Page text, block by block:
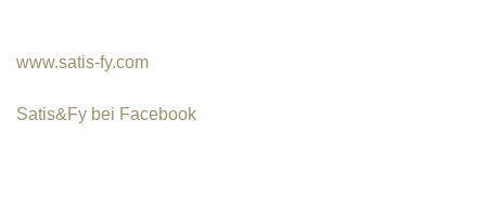
www.satis-fy.com
Satis&Fy bei Facebook